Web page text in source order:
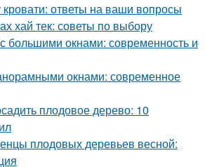
кровати: ответы на ваши вопросы
хай тек: советы по выбору
большими окнами: современность и
окнами: современное
плодовое дерево: 10
плодовых деревьев весной: